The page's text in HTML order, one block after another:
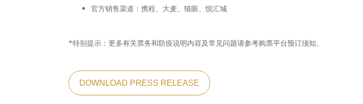
官方销售渠道：携程、大麦、猫眼、悦汇城
*特别提示：更多有关票务和防疫说明内容及常见问题请参考购票平台预订须知。
DOWNLOAD PRESS RELEASE